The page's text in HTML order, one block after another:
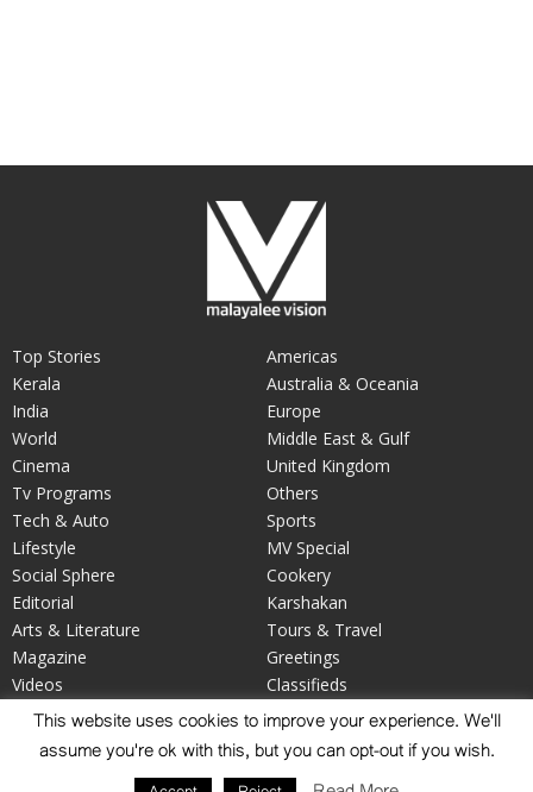
Top Stories
Kerala
India
World
Cinema
Tv Programs
Tech & Auto
Americas
Australia & Oceania
Europe
Middle East & Gulf
United Kingdom
Others
Sports
Lifestyle
Social Sphere
Editorial
Arts & Literature
Magazine
Videos
Your Say
MV Special
Cookery
Karshakan
Tours & Travel
Greetings
Classifieds
Obituary
This website uses cookies to improve your experience. We'll
assume you're ok with this, but you can opt-out if you wish.